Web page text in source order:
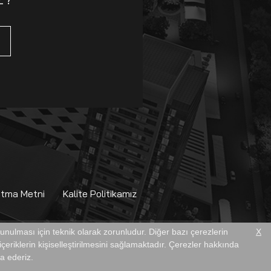
Metni Kalite Politikamız
X
için teknik olarak zorunludur. Diğer bazı çerezlerin
kişiselleştirilmesini sağlamaktadır. Çerezler hakkında
ederiz.